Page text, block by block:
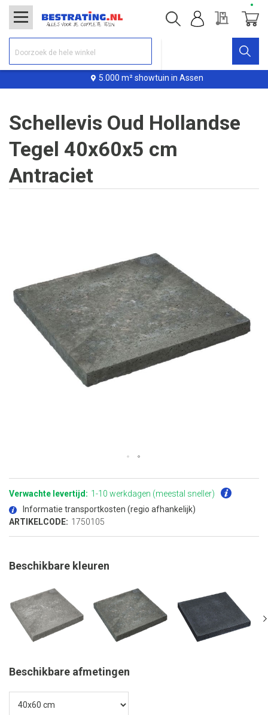
5.000 m² showtuin in Assen
Offerte
Schellevis Oud Hollandse
Tegel 40x60x5 cm
Antraciet
naar
begin
de
afbeeldingen-
Verwachte levertijd: 1-10 werkdagen (meestal sneller)
Informatie transportkosten (regio afhankelijk)
ARTIKELCODE: 1750105
Beschikbare kleuren
Beschikbare afmetingen